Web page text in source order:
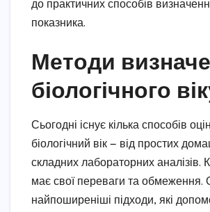
до практичних способів
показника.
Методи
біологічного
Сьогодні існує кілька способів
біологічний вік — від простих
складних лабораторних аналізів.
має свої переваги та обмеження.
найпоширеніші підходи, які